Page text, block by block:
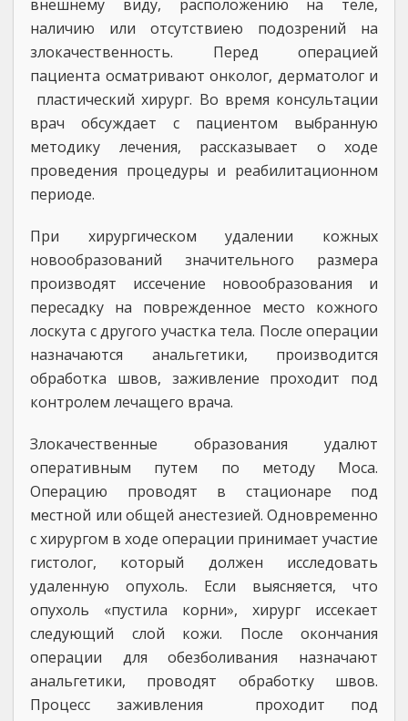
внешнему виду, расположению на теле,
наличию или отсутствиею подозрений на
злокачественность. Перед операцией
пациента осматривают онколог, дерматолог и
пластический хирург. Во время консультации
врач обсуждает с пациентом выбранную
методику лечения, рассказывает о ходе
проведения процедуры и реабилитационном
периоде.
При хирургическом удалении кожных
новообразований значительного размера
производят иссечение новообразования и
пересадку на поврежденное место кожного
лоскута с другого участка тела. После операции
назначаются анальгетики, производится
обработка швов, заживление проходит под
контролем лечащего врача.
Злокачественные образования удалют
оперативным путем по методу Моса.
Операцию проводят в стационаре под
местной или общей анестезией. Одновременно
с хирургом в ходе операции принимает участие
гистолог, который должен исследовать
удаленную опухоль. Если выясняется, что
опухоль «пустила корни», хирург иссекает
следующий слой кожи. После окончания
операции для обезболивания назначают
анальгетики, проводят обработку швов.
Процесс заживления проходит под